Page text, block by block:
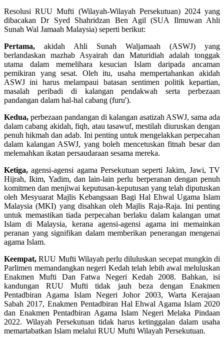
Resolusi RUU Mufti (Wilayah-Wilayah Persekutuan) 2024 yang
dibacakan Dr Syed Shahridzan Ben Agil (SUA Ilmuwan Ahli
Sunah Wal Jamaah Malaysia) seperti berikut:
Pertama, akidah Ahli Sunah Waljamaah (ASWJ) yang
berlandaskan mazhab Asyairah dan Maturidiah adalah tonggak
utama dalam memelihara kesucian Islam daripada ancaman
pemikiran yang sesat. Oleh itu, usaha mempertahankan akidah
ASWJ ini harus melampaui batasan sentimen politik kepartian,
masalah peribadi di kalangan pendakwah serta perbezaan
pandangan dalam hal-hal cabang (furu').
Kedua, perbezaan pandangan di kalangan asatizah ASWJ, sama ada
dalam cabang akidah, fiqh, atau tasawuf, mestilah diuruskan dengan
penuh hikmah dan adab. Ini penting untuk mengelakkan perpecahan
dalam kalangan ASWJ, yang boleh mencetuskan fitnah besar dan
melemahkan ikatan persaudaraan sesama mereka.
Ketiga, agensi-agensi agama Persekutuan seperti Jakim, Jawi, TV
Hijrah, Ikim, Yadim, dan lain-lain perlu berperanan dengan penuh
komitmen dan menjiwai keputusan-keputusan yang telah diputuskan
oleh Mesyuarat Majlis Kebangsaan Bagi Hal Ehwal Ugama Islam
Malaysia (MKI) yang disahkan oleh Majlis Raja-Raja. Ini penting
untuk memastikan tiada perpecahan berlaku dalam kalangan umat
Islam di Malaysia, kerana agensi-agensi agama ini memainkan
peranan yang signifikan dalam memberikan penerangan mengenai
agama Islam.
Keempat, RUU Mufti Wilayah perlu diluluskan secepat mungkin di
Parlimen memandangkan negeri Kedah telah lebih awal meluluskan
Enakmen Mufti Dan Fatwa Negeri Kedah 2008. Bahkan, isi
kandungan RUU Mufti tidak jauh beza dengan Enakmen
Pentadbiran Agama Islam Negeri Johor 2003, Warta Kerajaan
Sabah 2017, Enakmen Pentadbiran Hal Ehwal Agama Islam 2020
dan Enakmen Pentadbiran Agama Islam Negeri Melaka Pindaan
2022. Wilayah Persekutuan tidak harus ketinggalan dalam usaha
memartabatkan Islam melalui RUU Mufti Wilayah Persekutuan.